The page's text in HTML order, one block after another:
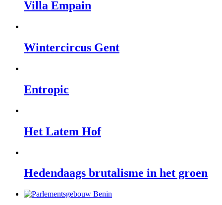
Villa Empain
Wintercircus Gent
Entropic
Het Latem Hof
Hedendaags brutalisme in het groen